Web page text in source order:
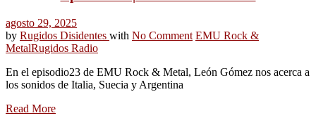
agosto 29, 2025
by Rugidos Disidentes with No Comment EMU Rock &
MetalRugidos Radio
En el episodio23 de EMU Rock & Metal, León Gómez nos acerca a
los sonidos de Italia, Suecia y Argentina
Read More